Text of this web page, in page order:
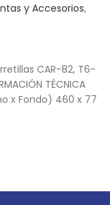
y Accesorios,
CAR-82, T6-
TÉCNICA
x Fondo) 460 x 77